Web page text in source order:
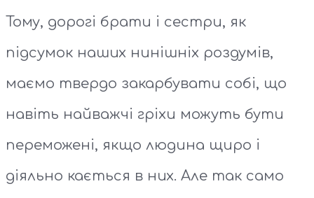
Тому, дорогі брати і сестри, як
підсумок наших нинішніх роздумів,
маємо твердо закарбувати собі, що
навіть найважчі гріхи можуть бути
переможені, якщо людина щиро і
діяльно кається в них. Але так само